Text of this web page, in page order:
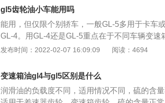
啮合时产生的极高压强，所以就有对粘度的指
齿轮油侧重的是高温下对齿轮的保护，而机油
轮油为强碱性，而机油为弱碱性；3、机油和齿
造成机械无法达到最佳的润滑效果而损坏。
gl5齿轮油小车能用吗
能用，但仅限个别轿车，一般GL-5多用于卡车
GL-4。用GL-4还是GL-5重点在于不同车辆变速
造商的规定来进行选择，GL-5本身属于重负荷
的的GL-5粘度一般都偏大，因此不适合轿车使
有个别要求使用80W90的。目前绝大多数轿车
-4级别的齿轮油。GL-4是属于中负荷齿轮油。
发布时间：2022-02-07 16:09:09 阅读：4694
变速箱油gl4与gl5区别是什么
润滑油的负载度不同，适用情况不同，硫的含